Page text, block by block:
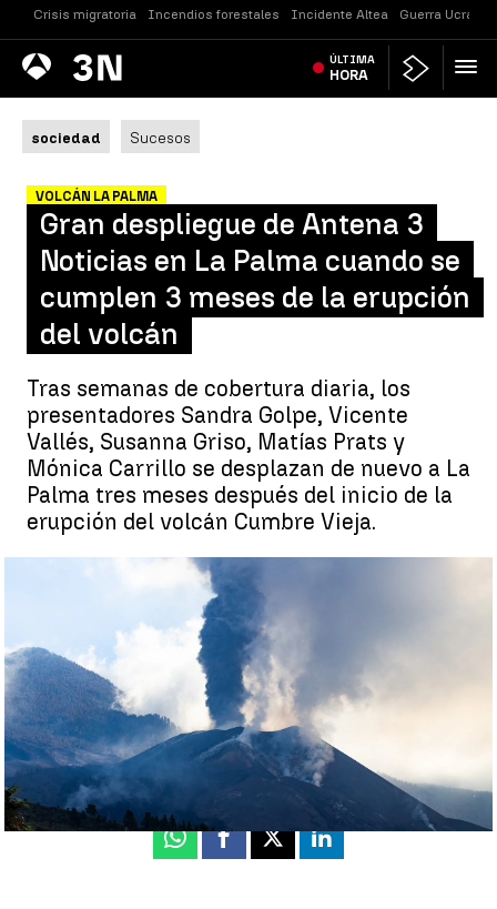
Crisis migratoria Incendios forestales Incidente Altea Guerra Ucrania
Antena
3 Noticias ÚLTIMA
HORA
sociedad Sucesos
VOLCÁN LA PALMA
Gran despliegue de Antena 3
Noticias en La Palma cuando se
cumplen 3 meses de la erupción
del volcán
Tras semanas de cobertura diaria, los
presentadores Sandra Golpe, Vicente
Vallés, Susanna Griso, Matías Prats y
Mónica Carrillo se desplazan de nuevo a La
Palma tres meses después del inicio de la
erupción del volcán Cumbre Vieja.
Gran despliegue de Antena 3 Noticias en La Palma cuando se
cumplen 3 meses de la erupción del volcán |
Antena 3 Noticias
Actualizado:16 de diciembre de 2021, 20:42
Publicado:
16 de diciembre de 2021, 20:31
Whatsapp
Facebook
X Linkedin